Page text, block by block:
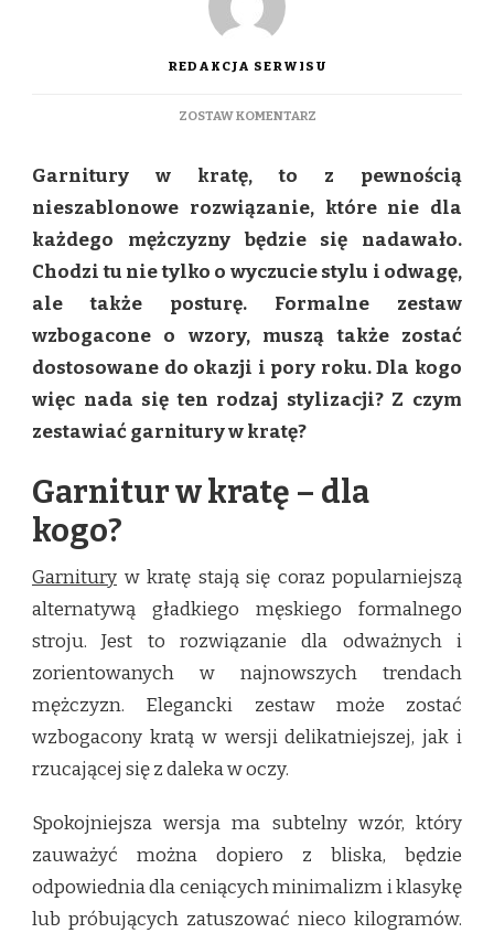
REDAKCJA SERWISU
ZOSTAW KOMENTARZDO
KRATĘ
JAK
JE
NOSIĆ?
Garnitury w kratę, to z pewnością
nieszablonowe rozwiązanie, które nie dla
każdego mężczyzny będzie się nadawało.
Chodzi tu nie tylko o wyczucie stylu i odwagę,
ale także posturę. Formalne zestaw
wzbogacone o wzory, muszą także zostać
dostosowane do okazji i pory roku. Dla kogo
więc nada się ten rodzaj stylizacji? Z czym
zestawiać garnitury w kratę?
Garnitur w kratę – dla
kogo?
Garnitury w kratę stają się coraz popularniejszą
alternatywą gładkiego męskiego formalnego
stroju. Jest to rozwiązanie dla odważnych i
zorientowanych w najnowszych trendach
mężczyzn. Elegancki zestaw może zostać
wzbogacony kratą w wersji delikatniejszej, jak i
rzucającej się z daleka w oczy.
Spokojniejsza wersja ma subtelny wzór, który
zauważyć można dopiero z bliska, będzie
odpowiednia dla ceniących minimalizm i klasykę
lub próbujących zatuszować nieco kilogramów.